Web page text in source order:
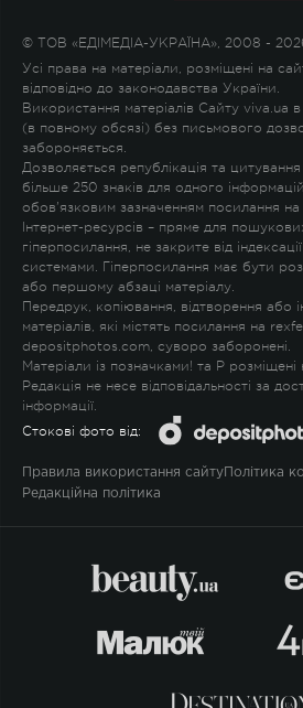
© ТОВ «ЕДІМЕДІА-УКРАЇНА», 2008 -
Усі права на матеріали, розміщені на
відповідно до законодавства України.
Використання матеріалів Сайту viva.ua в
(в повному обсязі) без письмового
забороняється.
Дозволяється републікація та
більше 250 знаків для одного
обов'язковим зазначенням посилання
Інтернет-ресурсів – пряме для
гіперпосилання, не закрите від
системами. Гіперпосилання має бути
або першому абзаці матеріалу.
Передрук, копіювання, відтворення або
матеріалів, які містять посилання на
depositphotos.com, суворо заборонені.
Матеріали із позначками! та P
Редакція не несе відповідальності за
інформації.
Стокові фото від:
Правила використання сайту Політика
Редакційна політика